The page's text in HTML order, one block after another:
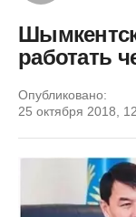
работать
Опубликовано:
25 октября 2018,